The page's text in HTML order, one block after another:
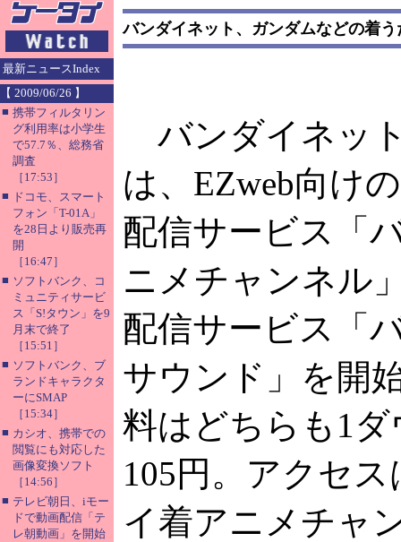
最新ニュースIndex
【 2009/06/26 】
■ 携帯フィルタリン
グ利用率は小学生
で57.7％、総務省
調査
［17:53］
■ ドコモ、スマート
フォン「T-01A」
を28日より販売再
開
［16:47］
■ ソフトバンク、コ
ミュニティサービ
ス「S!タウン」を9
月末で終了
［15:51］
■ ソフトバンク、ブ
ランドキャラクタ
ーにSMAP
［15:34］
■ カシオ、携帯での
閲覧にも対応した
画像変換ソフト
［14:56］
■ テレビ朝日、iモー
ドで動画配信「テ
レ朝動画」を開始
バンダイネット、ガンダムなどの着
バンダイネッ
は、EZweb向け
配信サービス「
ニメチャンネル
配信サービス「
サウンド」を開
料はどちらも1
105円。アクセ
イ着アニメチャ